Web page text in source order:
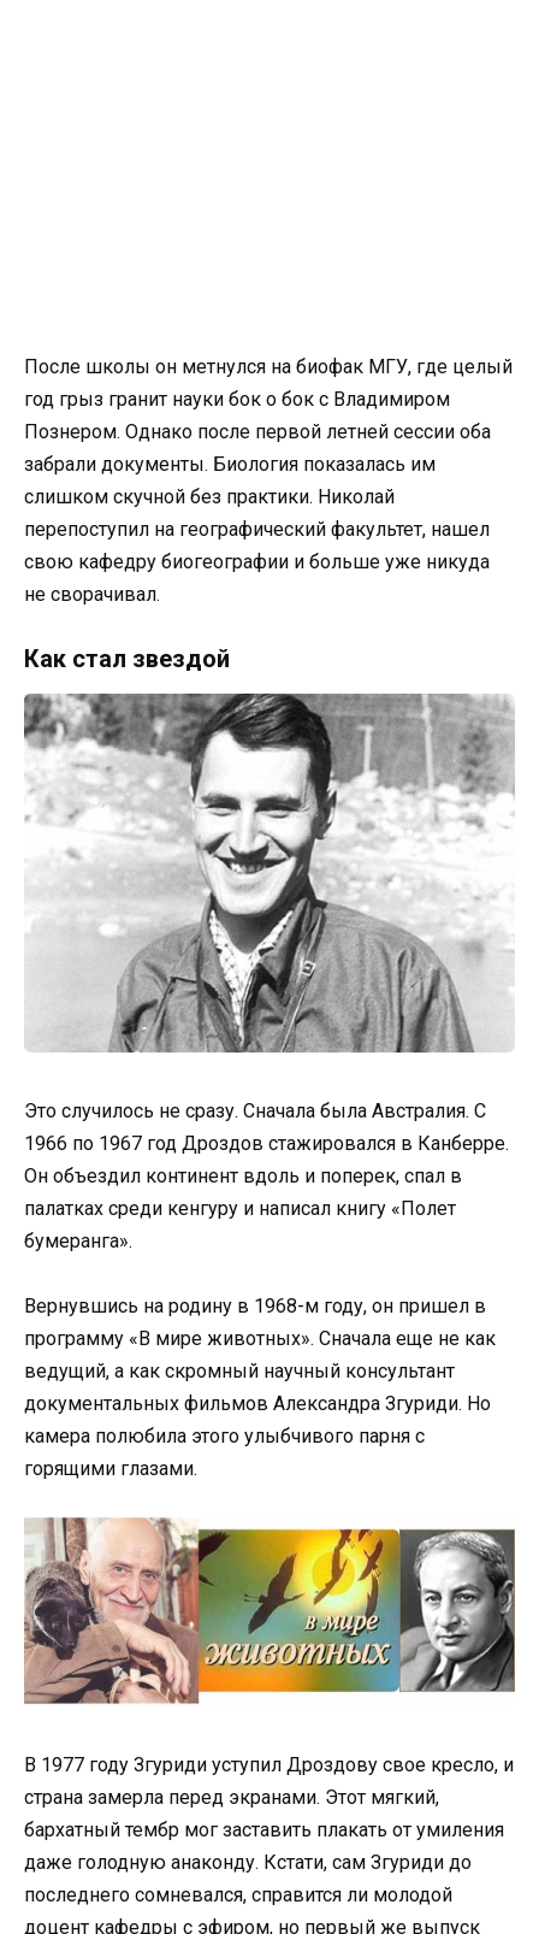
После школы он метнулся на биофак МГУ, где целый
год грыз гранит науки бок о бок с Владимиром
Познером. Однако после первой летней сессии оба
забрали документы. Биология показалась им
слишком скучной без практики. Николай
перепоступил на географический факультет, нашел
свою кафедру биогеографии и больше уже никуда
не сворачивал.
Как стал звездой
Это случилось не сразу. Сначала была Австралия. С
1966 по 1967 год Дроздов стажировался в Канберре.
Он объездил континент вдоль и поперек, спал в
палатках среди кенгуру и написал книгу «Полет
бумеранга».
Вернувшись на родину в 1968-м году, он пришел в
программу «В мире животных». Сначала еще не как
ведущий, а как скромный научный консультант
документальных фильмов Александра Згуриди. Но
камера полюбила этого улыбчивого парня с
горящими глазами.
В 1977 году Згуриди уступил Дроздову свое кресло, и
страна замерла перед экранами. Этот мягкий,
бархатный тембр мог заставить плакать от умиления
даже голодную анаконду. Кстати, сам Згуриди до
последнего сомневался, справится ли молодой
доцент кафедры с эфиром, но первый же выпуск